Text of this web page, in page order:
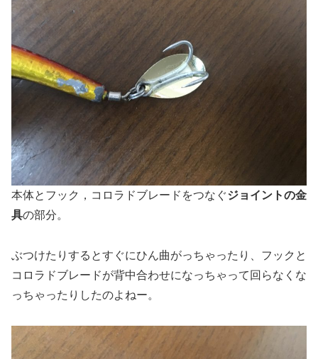
本体とフック，コロラドブレードをつなぐジョイントの金
具の部分。
ぶつけたりするとすぐにひん曲がっちゃったり、フックと
コロラドブレードが背中合わせになっちゃって回らなくな
っちゃったりしたのよねー。